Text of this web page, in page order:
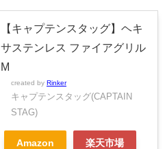
【キャプテンスタッグ】ヘキ
サステンレス ファイアグリル
M
created by Rinker
キャプテンスタッグ(CAPTAIN
STAG)
Amazon 楽天市場